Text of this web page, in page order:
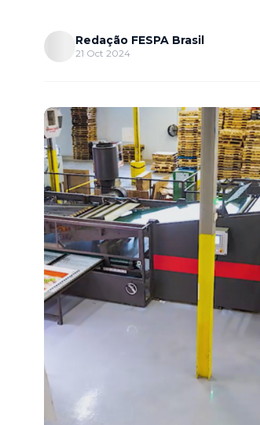
Redação FESPA Brasil
21 Oct 2024